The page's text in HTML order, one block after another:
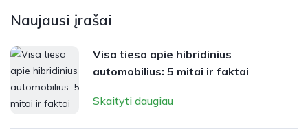
Naujausi įrašai
Visa tiesa apie hibridinius
automobilius: 5 mitai ir faktai
Skaityti daugiau